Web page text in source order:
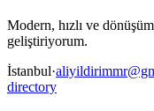
Modern, hızlı ve
geliştiriyorum.
İstanbul·
directory